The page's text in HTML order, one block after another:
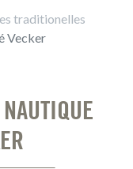
traditionelles
Vecker